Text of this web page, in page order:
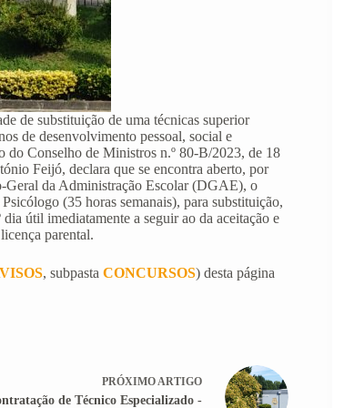
de substituição de uma técnicas superior
de desenvolvimento pessoal, social e
do Conselho de Ministros n.º 80-B/2023, de 18
Feijó, declara que se encontra aberto, por
Geral da Administração Escolar (DGAE), o
(35 horas semanais), para substituição,
útil imediatamente a seguir ao da aceitação e
parental.
, subpasta CONCURSOS) desta página
PRÓXIMOARTIGO
de Técnico Especializado -